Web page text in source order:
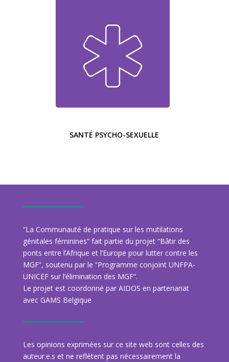
SANTÉ PSYCHO-SEXUELLE
“La Communauté de pratique sur les mutilations
génitales féminines” fait partie du projet “Bâtir des
ponts entre l’Afrique et l’Europe pour lutter contre les
MGF”, soutenu par le “Programme conjoint UNFPA-
UNICEF sur l’élimination des MGF”.
Le projet est coordonné par AIDOS en partenariat
avec GAMS Belgique
Les opinions exprimées sur ce site web sont celles des
auteur.e.s et ne reflètent pas nécessairement la